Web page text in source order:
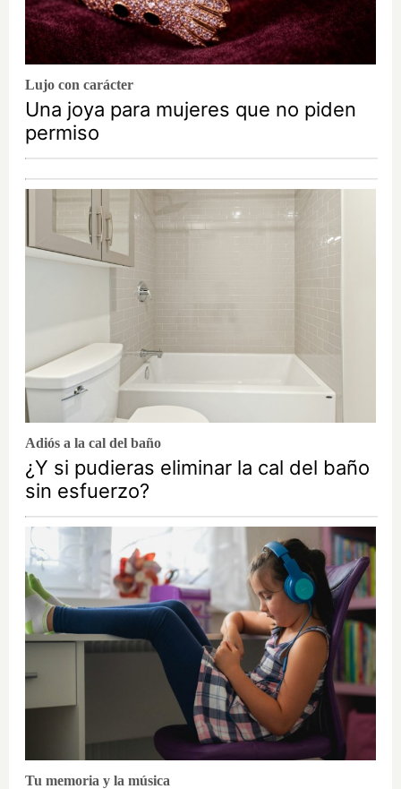
Lujo con carácter
Una joya para mujeres que no piden
permiso
Adiós a la cal del baño
¿Y si pudieras eliminar la cal del baño
sin esfuerzo?
Tu memoria y la música